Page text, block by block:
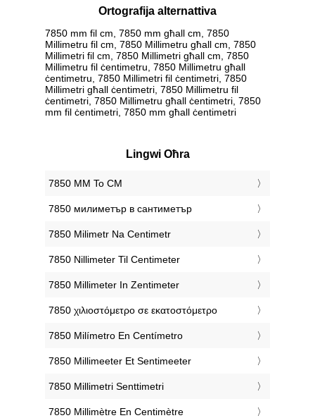
Ortografija alternattiva
7850 mm fil cm, 7850 mm għall cm, 7850
Millimetru fil cm, 7850 Millimetru għall cm, 7850
Millimetri fil cm, 7850 Millimetri għall cm, 7850
Millimetru fil ċentimetru, 7850 Millimetru għall
ċentimetru, 7850 Millimetri fil ċentimetri, 7850
Millimetri għall ċentimetri, 7850 Millimetru fil
ċentimetri, 7850 Millimetru għall ċentimetri, 7850
mm fil ċentimetri, 7850 mm għall ċentimetri
Lingwi Oħra
‎7850 MM To CM
‎7850 милиметър в сантиметър
‎7850 Milimetr Na Centimetr
‎7850 Nillimeter Til Centimeter
‎7850 Millimeter In Zentimeter
‎7850 χιλιοστόμετρο σε εκατοστόμετρο
‎7850 Milímetro En Centímetro
‎7850 Millimeeter Et Sentimeeter
‎7850 Millimetri Senttimetri
‎7850 Millimètre En Centimètre